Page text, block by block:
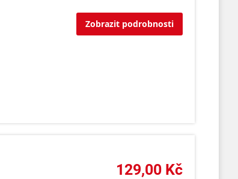
Zobrazit podrobnosti
129,00 Kč